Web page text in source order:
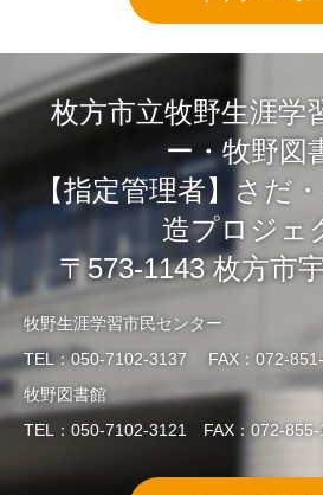
枚方市立牧野生涯学
ー・牧野図
【指定管理者】さだ
造プロジェ
〒573-1143 枚方市
牧野生涯学習市民センター
TEL：050-7102-3137 FAX：072-
牧野図書館
TEL：050-7102-3121 FAX：072-855-